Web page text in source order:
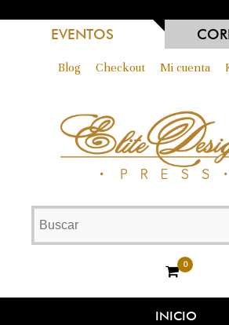
EVENTOS
Blog Checkout Mi cuenta
0
INICIO